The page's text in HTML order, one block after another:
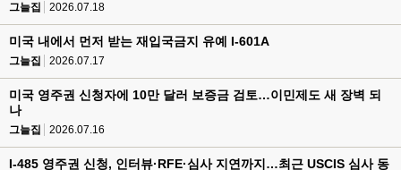
그늘집 2026.07.18
미국 내에서 먼저 받는 재입국금지 유예 I-601A
그늘집 2026.07.17
미국 영주권 신청자에 10만 달러 보증금 검토…이민제도 새 장벽 되
나
그늘집 2026.07.16
I-485 영주권 신청, 인터뷰·RFE·심사 지연까지…최근 USCIS 심사 동